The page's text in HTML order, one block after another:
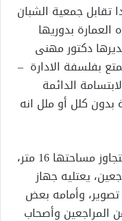
تقابل جمعية الشبان
بدوريها
دكتور مهنى
بفلسفة الادارة –
الدائمة
بدون كلل أو ملل انه
مكتبة يقع بالدور التاني فى غرفة لا تتجاوز مساحتها 16 متر،
يعتليه جهاز
تصوير، وأمامه بعض
المراجعين وأصحاب